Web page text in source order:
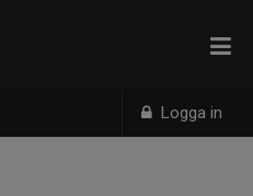
Logga in